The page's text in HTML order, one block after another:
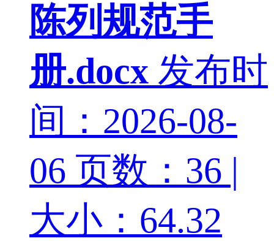
陈列规范手
册.docx 发布时
间：2026-08-
06 页数：36 |
大小：64.32